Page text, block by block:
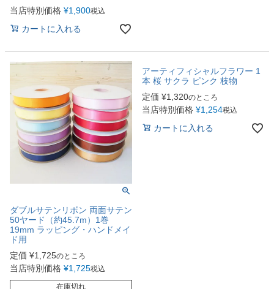
当店特別価格 ¥1,900税込
カートに入れる
ダブルサテンリボン 両面サテン
50ヤード（約45.7m）1巻
19mm ラッピング・ハンドメイ
ド用
定価 ¥1,725のところ
当店特別価格 ¥1,725税込
在庫切れ
アーティフィシャルフラワー 1
本 桜 サクラ ピンク 枝物
定価 ¥1,320のところ
当店特別価格 ¥1,254税込
カートに入れる